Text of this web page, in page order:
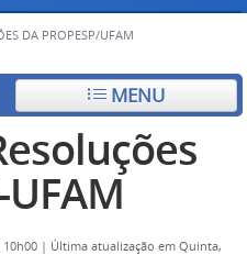
DA PROPESP/UFAM
MENU
UFAM
| Última atualização em Quinta,